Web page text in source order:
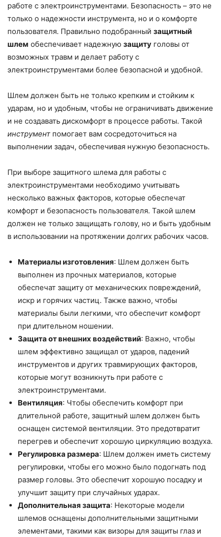
работе с электроинструментами. Безопасность – это не
только о надежности инструмента, но и о комфорте
пользователя. Правильно подобранный защитный
шлем обеспечивает надежную защиту головы от
возможных травм и делает работу с
электроинструментами более безопасной и удобной.
Шлем должен быть не только крепким и стойким к
ударам, но и удобным, чтобы не ограничивать движение
и не создавать дискомфорт в процессе работы. Такой
инструмент помогает вам сосредоточиться на
выполнении задач, обеспечивая нужную безопасность.
При выборе защитного шлема для работы с
электроинструментами необходимо учитывать
несколько важных факторов, которые обеспечат
комфорт и безопасность пользователя. Такой шлем
должен не только защищать голову, но и быть удобным
в использовании на протяжении долгих рабочих часов.
Материалы изготовления: Шлем должен быть
выполнен из прочных материалов, которые
обеспечат защиту от механических повреждений,
искр и горячих частиц. Также важно, чтобы
материалы были легкими, что обеспечит комфорт
при длительном ношении.
Защита от внешних воздействий: Важно, чтобы
шлем эффективно защищал от ударов, падений
инструментов и других травмирующих факторов,
которые могут возникнуть при работе с
электроинструментами.
Вентиляция: Чтобы обеспечить комфорт при
длительной работе, защитный шлем должен быть
оснащен системой вентиляции. Это предотвратит
перегрев и обеспечит хорошую циркуляцию воздуха.
Регулировка размера: Шлем должен иметь систему
регулировки, чтобы его можно было подогнать под
размер головы. Это обеспечит хорошую посадку и
улучшит защиту при случайных ударах.
Дополнительная защита: Некоторые модели
шлемов оснащены дополнительными защитными
элементами, такими как визоры для защиты глаз и